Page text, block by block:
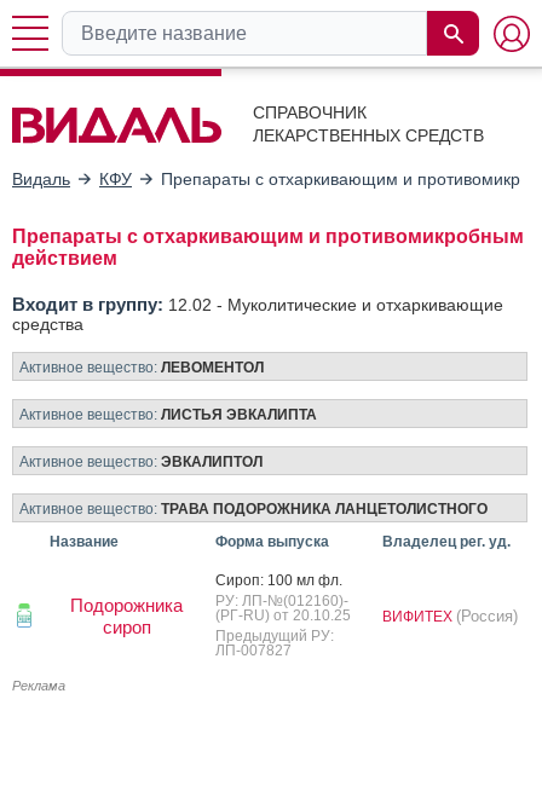
СПРАВОЧНИК
ЛЕКАРСТВЕННЫХ СРЕДСТВ
Видаль КФУ Препараты с отхаркивающим и
Препараты с отхаркивающим и противомикробным
действием
Входит в группу: 12.02 - Муколитические и отхаркивающие
средства
Активное вещество: ЛЕВОМЕНТОЛ
Активное вещество: ЛИСТЬЯ ЭВКАЛИПТА
Активное вещество: ЭВКАЛИПТОЛ
Активное вещество: ТРАВА ПОДОРОЖНИКА ЛАНЦЕТОЛИСТНОГО
Название
Форма выпуска Владелец рег. уд.
Подорожника
сироп
Си­роп: 100 мл фл.
РУ: ЛП-№(012160)-
(РГ-RU) от 20.10.25
Предыдущий РУ:
ЛП-007827
ВИФИТЕХ (Россия)
Реклама